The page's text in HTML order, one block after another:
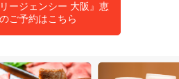
ージェンシー 大阪』恵
ご予約はこちら